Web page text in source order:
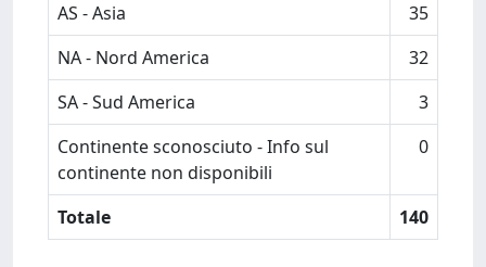
AS - Asia
35
NA - Nord America
32
SA - Sud America
3
Continente sconosciuto - Info sul
continente non disponibili
0
Totale 140